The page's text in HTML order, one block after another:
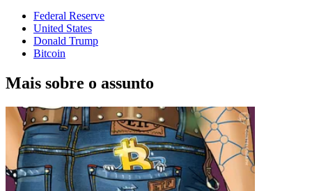
Federal Reserve
United States
Donald Trump
Bitcoin
Mais sobre o assunto